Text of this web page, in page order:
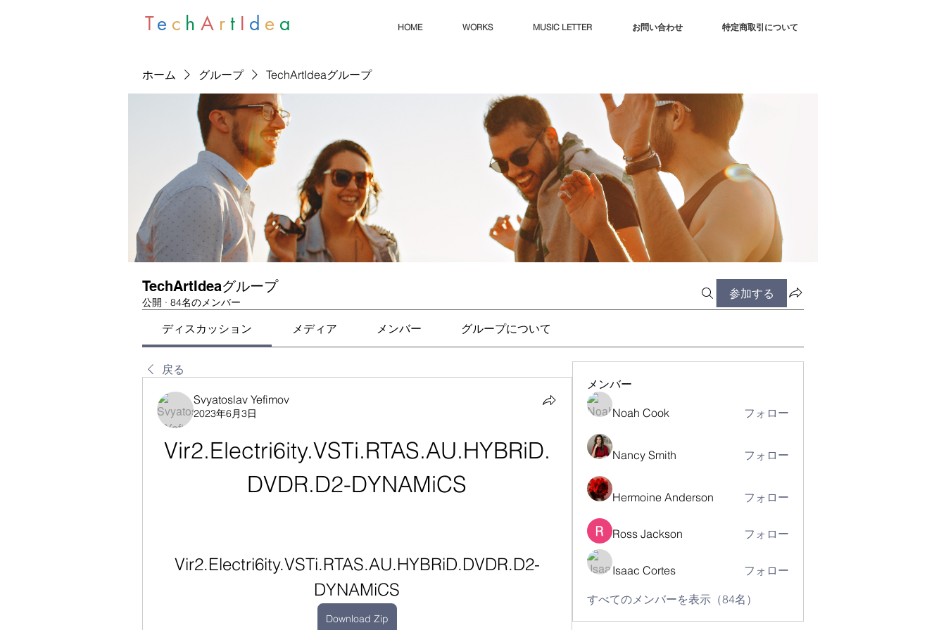
Te c hA r t I d e a HOME WORKS MUSIC LETTER お問い合わせ 特定商取引について
ホーム グループ TechArtIdeaグループ
TechArtIdeaグループ
公開 · 84名のメンバー
参加する
ディスカッション メディア メンバー グループについて
戻る
Svyatoslav Yefimov
2023年6月3日
Vir2.Electri6ity.VSTi.RTAS.AU.HYBRiD.
DVDR.D2-DYNAMiCS
Vir2.Electri6ity.VSTi.RTAS.AU.HYBRiD.DVDR.D2-
DYNAMiCS
Download Zip
メンバー
Noah Cook フォロー
Nancy Smith フォロー
Hermoine Anderson フォロー
Ross Jackson フォロー
Isaac Cortes フォロー
すべてのメンバーを表示（84名）